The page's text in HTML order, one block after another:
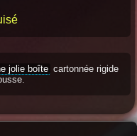
jolie boîte cartonnée rigide